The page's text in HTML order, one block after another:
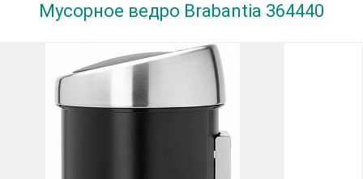
Мусорное ведро Brabantia 364440